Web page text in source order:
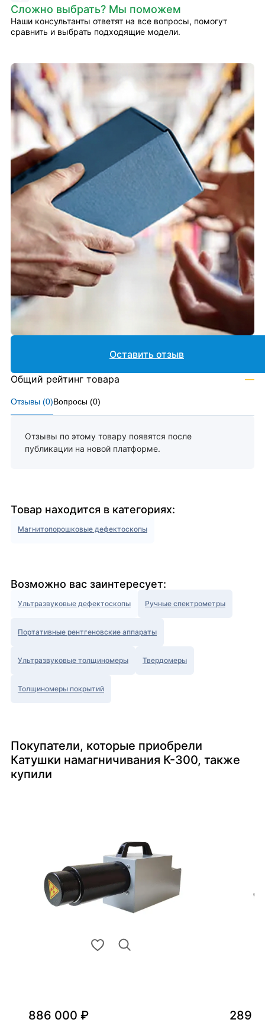
Сложно выбрать? Мы поможем
Наши консультанты ответят на все вопросы, помогут
сравнить и выбрать подходящие модели.
Отзывы (0)Вопросы (0)
Отзывы по этому товару появятся после
публикации на новой платформе.
Оставить отзыв
Общий рейтинг товара —
Товар находится в категориях:
Магнитопорошковые дефектоскопы
Возможно вас заинтересует:
Ультразвуковые дефектоскопы Ручные спектрометры
Портативные рентгеновские аппараты
Ультразвуковые толщиномеры Твердомеры
Толщиномеры покрытий
Покупатели, которые приобрели
Катушки намагничивания К-300, также
купили
886 000 ₽ 289